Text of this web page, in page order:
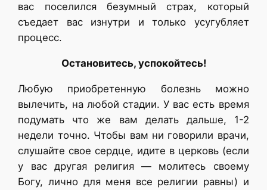
вас поселился безумный страх, который
съедает вас изнутри и только усугубляет
процесс.
Остановитесь, успокойтесь!
Любую приобретенную болезнь можно
вылечить, на любой стадии. У вас есть время
подумать что же вам делать дальше, 1-2
недели точно. Чтобы вам ни говорили врачи,
слушайте свое сердце, идите в церковь (если
у вас другая религия — молитесь своему
Богу, лично для меня все религии равны) и